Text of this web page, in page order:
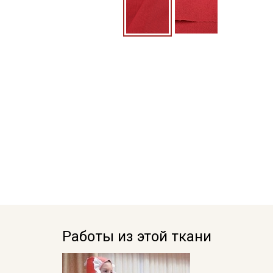
Работы из этой ткани